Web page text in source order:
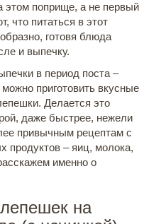
этом поприще, а не первый
что питаться в этот
готовя блюда
и выпечку.
в период поста –
приготовить вкусные
Делается это
даже быстрее, нежели
привычным рецептам с
продуктов – яиц, молока,
именно о
на